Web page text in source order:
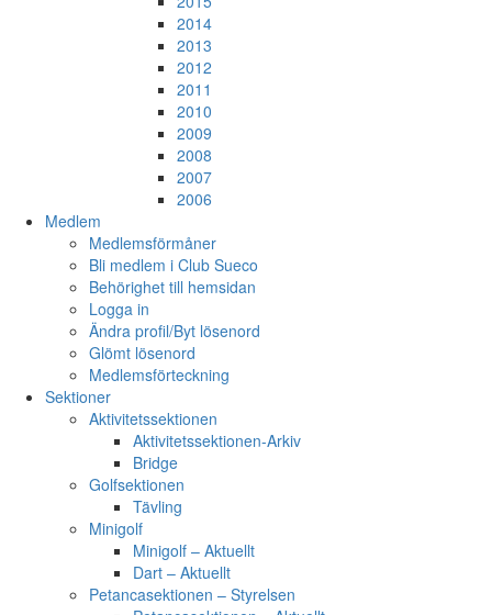
2014
2013
2012
2011
2010
2009
2008
2007
2006
Medlem
Medlemsförmåner
Bli medlem i Club Sueco
Behörighet till hemsidan
Logga in
Ändra profil/Byt lösenord
Glömt lösenord
Medlemsförteckning
Sektioner
Aktivitetssektionen
Aktivitetssektionen-Arkiv
Bridge
Golfsektionen
Tävling
Minigolf
Minigolf – Aktuellt
Dart – Aktuellt
Petancasektionen – Styrelsen